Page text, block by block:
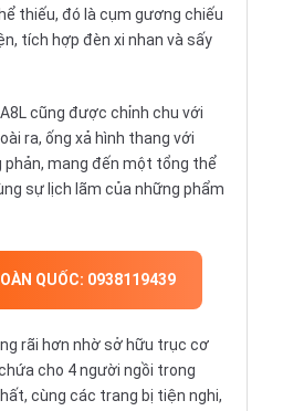
thiếu, đó là cụm gương chiếu
tích hợp đèn xi nhan và sấy
cũng được chỉnh chu với
ra, ống xả hình thang với
mang đến một tổng thể
sự lịch lãm của những phẩm
QUỐC: 0938119439
rãi hơn nhờ sở hữu trục cơ
cho 4 người ngồi trong
cùng các trang bị tiện nghi,